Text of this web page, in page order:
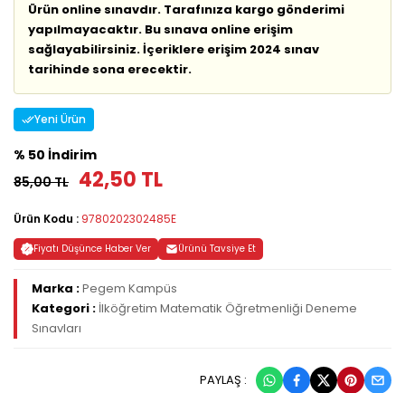
Ürün online sınavdır. Tarafınıza kargo gönderimi
yapılmayacaktır. Bu sınava online erişim
sağlayabilirsiniz. İçeriklere erişim 2024 sınav
tarihinde sona erecektir.
Yeni Ürün
% 50 İndirim
85,00 TL 42,50 TL
Ürün Kodu : 9780202302485E
Fiyatı Düşünce Haber Ver Ürünü Tavsiye Et
Marka :Pegem Kampüs
Kategori : İlköğretim Matematik Öğretmenliği Deneme
Sınavları
PAYLAŞ :